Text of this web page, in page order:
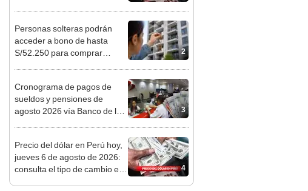
2
Personas solteras podrán
acceder a bono de hasta
S/52.250 para comprar
3
Cronograma de pagos de
sueldos y pensiones de
agosto 2026 vía Banco de la
4
Precio del dólar en Perú hoy,
jueves 6 de agosto de 2026:
consulta el tipo de cambio en